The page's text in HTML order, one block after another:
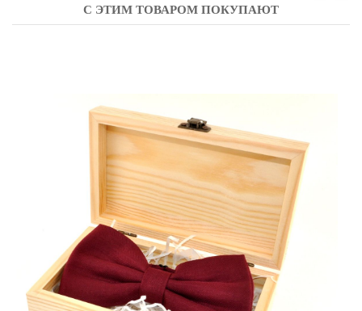
С ЭТИМ ТОВАРОМ ПОКУПАЮТ